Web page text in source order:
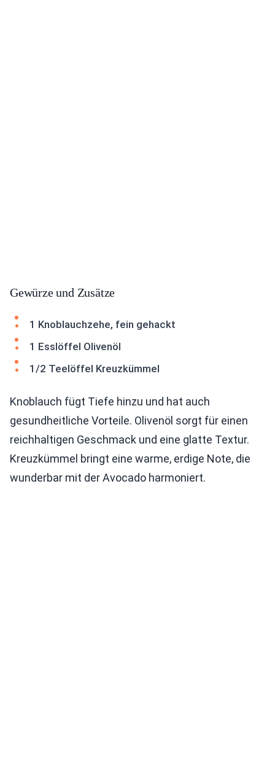
Gewürze und Zusätze
1 Knoblauchzehe, fein gehackt
1 Esslöffel Olivenöl
1/2 Teelöffel Kreuzkümmel
Knoblauch fügt Tiefe hinzu und hat auch
gesundheitliche Vorteile. Olivenöl sorgt für einen
reichhaltigen Geschmack und eine glatte Textur.
Kreuzkümmel bringt eine warme, erdige Note, die
wunderbar mit der Avocado harmoniert.